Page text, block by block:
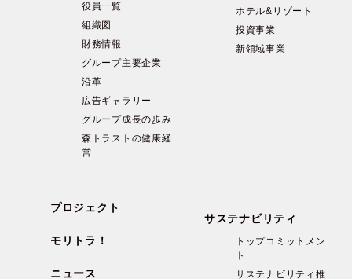
役員一覧
組織図
財務情報
グループ主要企業
沿革
広告ギャラリー
グループ成長の歩み
森トラストの健康経
営
ホテル&リゾート
投資事業
新領域事業
プロジェクト
モリトラ！
ニュース
サステナビリティ
トップコミットメン
ト
サステナビリティ推